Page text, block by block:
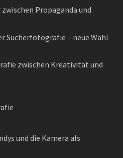
Propaganda und
– neue Wahl
zwischen Kreativität und
und die Kamera als